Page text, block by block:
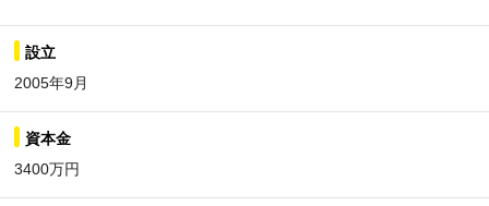
設立
2005年9月
資本金
3400万円